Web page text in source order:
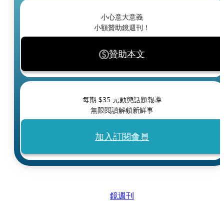
小心意大意義
小額贊助鏡週刊！
贊助本文
每期 $35 元動態話題報導
無限閱讀解鎖新鮮事
加入訂閱會員
鏡週刊